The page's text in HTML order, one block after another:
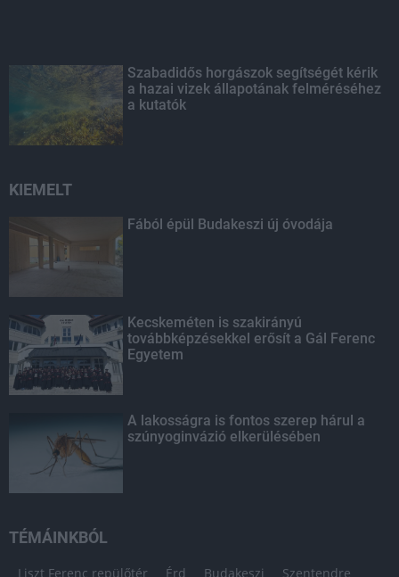
Szabadidős horgászok segítségét kérik
a hazai vizek állapotának felméréséhez
a kutatók
KIEMELT
Fából épül Budakeszi új óvodája
Kecskeméten is szakirányú
továbbképzésekkel erősít a Gál Ferenc
Egyetem
A lakosságra is fontos szerep hárul a
szúnyoginvázió elkerülésében
TÉMÁINKBÓL
Liszt Ferenc repülőtér Érd Budakeszi Szentendre